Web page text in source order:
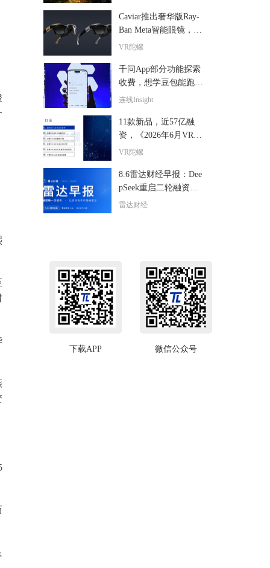
Caviar推出奢华版Ray-
Ban Meta智能眼镜，全
球限量24副售价超6000
VR陀螺
千问App部分功能探索
收费，想学豆包能跑通
吗？
连线Insight
11款新品，近57亿融
资，《2026年6月VR/A
R与AI眼镜行业月报》
VR陀螺
8.6雷达财经早报：Dee
pSeek重启二轮融资投
前估值5000亿
雷达财经
下载APP 微信公众号